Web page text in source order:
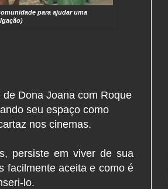
para ajudar uma
Dona Joana com Roque
seu espaço como
nos cinemas.
persiste em viver de sua
facilmente aceita e como é
lo.